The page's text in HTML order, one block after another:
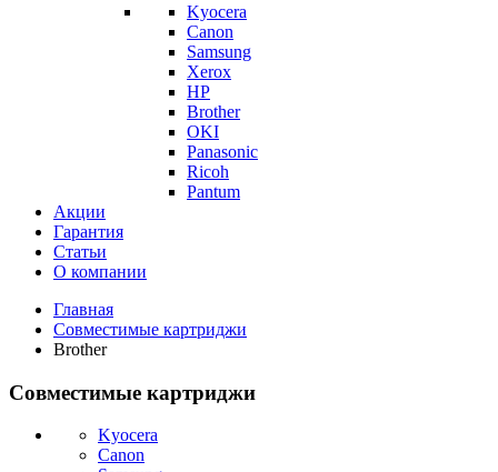
Kyocera
Canon
Samsung
Xerox
HP
Brother
OKI
Panasonic
Ricoh
Pantum
Акции
Гарантия
Статьи
О компании
Главная
Совместимые картриджи
Brother
Совместимые картриджи
Kyocera
Canon